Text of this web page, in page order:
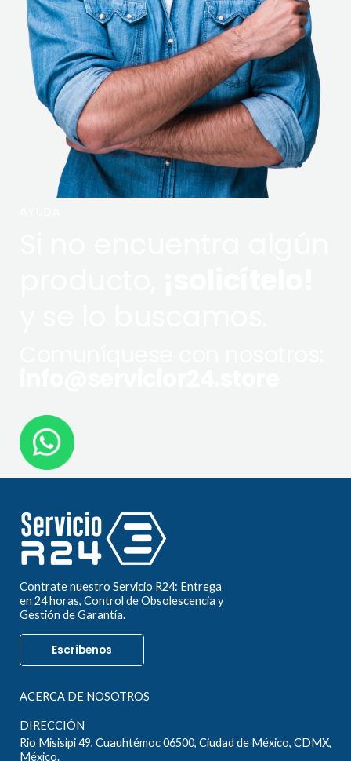
Contrate nuestro Servicio R24: Entrega
en 24 horas, Control de Obsolescencia y
Gestión de Garantía.
Escríbenos
ACERCA DE NOSOTROS
DIRECCIÓN
Rio Misisipi 49, Cuauhtémoc 06500, Ciudad de México, CDMX,
México.